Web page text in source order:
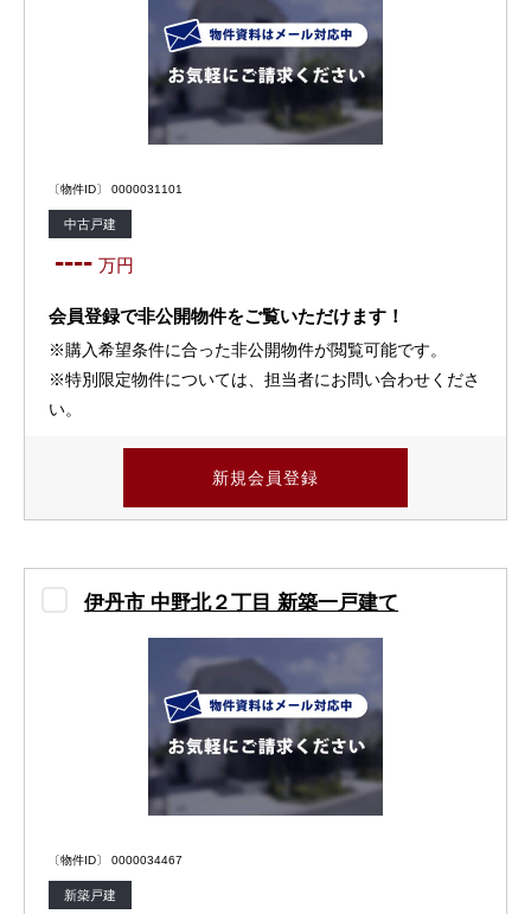
〔物件ID〕 0000031101
中古戸建
---- 万円
会員登録で非公開物件をご覧いただけます！
※購入希望条件に合った非公開物件が閲覧可能です。
※特別限定物件については、担当者にお問い合わせくださ
い。
新規会員登録
伊丹市 中野北２丁目 新築一戸建て
〔物件ID〕 0000034467
新築戸建